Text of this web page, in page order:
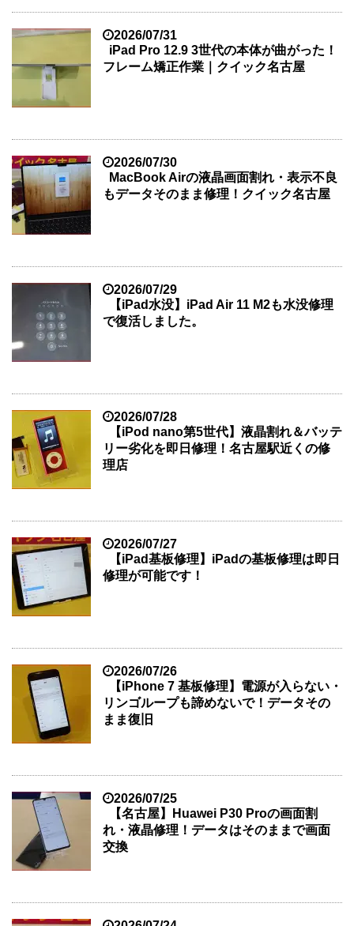
2026/07/31
iPad Pro 12.9 3世代の本体が曲がった！
フレーム矯正作業｜クイック名古屋
2026/07/30
MacBook Airの液晶画面割れ・表示不良
もデータそのまま修理！クイック名古屋
2026/07/29
【iPad水没】iPad Air 11 M2も水没修理
で復活しました。
2026/07/28
【iPod nano第5世代】液晶割れ＆バッテ
リー劣化を即日修理！名古屋駅近くの修
理店
2026/07/27
【iPad基板修理】iPadの基板修理は即日
修理が可能です！
2026/07/26
【iPhone 7 基板修理】電源が入らない・
リンゴループも諦めないで！データその
まま復旧
2026/07/25
【名古屋】Huawei P30 Proの画面割
れ・液晶修理！データはそのままで画面
交換